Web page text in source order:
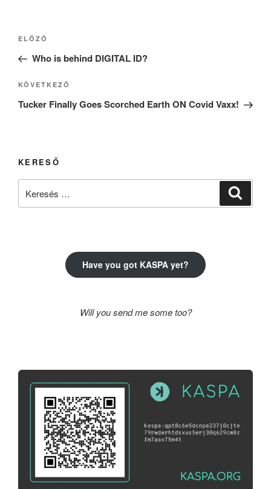
Bejegyzés
Korábbi
bejegyzés
ELŐZŐ
Who is behind DIGITAL ID?
Következő
bejegyzés
KÖVETKEZŐ
Tucker Finally Goes Scorched Earth ON Covid Vaxx!
KERESŐ
Have you got KASPA yet?
Will you send me some too?